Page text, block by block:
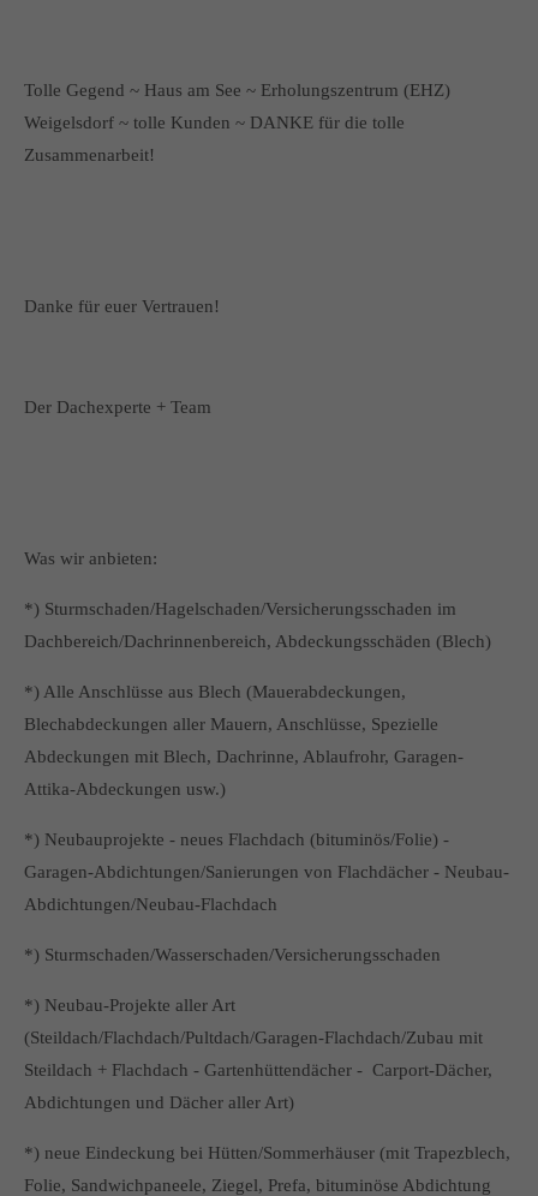
Tolle Gegend ~ Haus am See ~ Erholungszentrum (EHZ)
Weigelsdorf ~ tolle Kunden ~ DANKE für die tolle
Zusammenarbeit!
Danke für euer Vertrauen!
Der Dachexperte + Team
Was wir anbieten:
*) Sturmschaden/Hagelschaden/Versicherungsschaden im
Dachbereich/Dachrinnenbereich, Abdeckungsschäden (Blech)
*) Alle Anschlüsse aus Blech (Mauerabdeckungen,
Blechabdeckungen aller Mauern, Anschlüsse, Spezielle
Abdeckungen mit Blech, Dachrinne, Ablaufrohr, Garagen-
Attika-Abdeckungen usw.)
*) Neubauprojekte - neues Flachdach (bituminös/Folie) -
Garagen-Abdichtungen/Sanierungen von Flachdächer - Neubau-
Abdichtungen/Neubau-Flachdach
*) Sturmschaden/Wasserschaden/Versicherungsschaden
*) Neubau-Projekte aller Art
(Steildach/Flachdach/Pultdach/Garagen-Flachdach/Zubau mit
Steildach + Flachdach - Gartenhüttendächer - Carport-Dächer,
Abdichtungen und Dächer aller Art)
*) neue Eindeckung bei Hütten/Sommerhäuser (mit Trapezblech,
Folie, Sandwichpaneele, Ziegel, Prefa, bituminöse Abdichtung